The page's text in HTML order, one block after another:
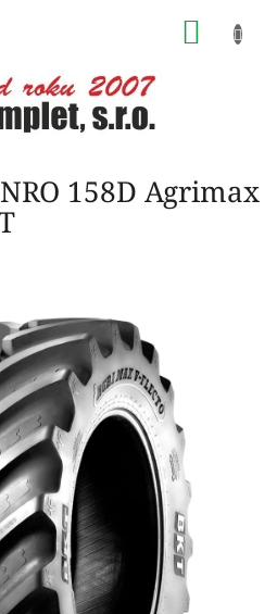
158D Agrimax